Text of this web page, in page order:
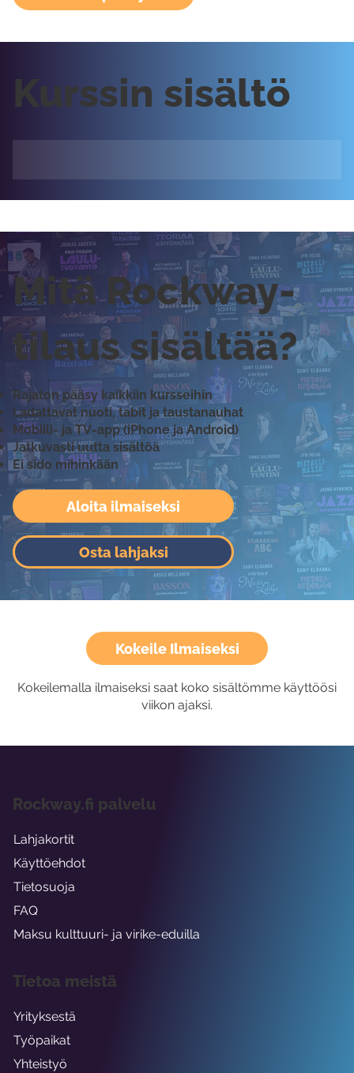
Kurssin sisältö
Aloita ilmaiseksi
Osta lahjaksi
Mitä Rockway-
tilaus sisältää?
Rajaton pääsy kaikkiin kursseihin
Ladattavat nuoti, tabit ja taustanauhat
Mobiili- ja TV-app (iPhone ja Android)
Jatkuvasti uutta sisältöä
Ei sido mihinkään
Kokeile Ilmaiseksi
Kokeilemalla ilmaiseksi saat koko sisältömme käyttöösi
viikon ajaksi.
Rockway.fi palvelu
Lahjakortit
Käyttöehdot
Tietosuoja
FAQ
Maksu kulttuuri- ja virike-eduilla
Tietoa meistä
Yrityksestä
Työpaikat
Yhteistyö